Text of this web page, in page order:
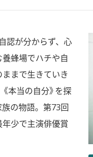
認が分からず、心
蜂場でハチや自
まで生きていき
本当の自分》を探
の物語。第73回
少で主演俳優賞